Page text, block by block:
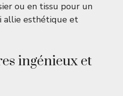
ou en tissu pour un
allie esthétique et
ingénieux et